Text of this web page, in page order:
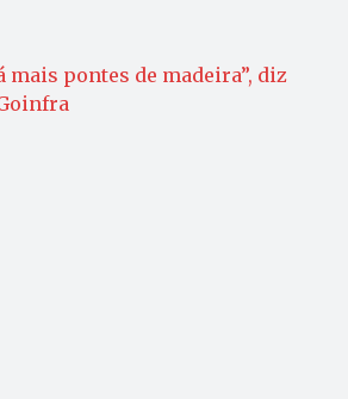
mais pontes de madeira”, diz